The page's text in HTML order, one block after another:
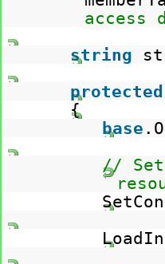
string
protected
{
base
// Set